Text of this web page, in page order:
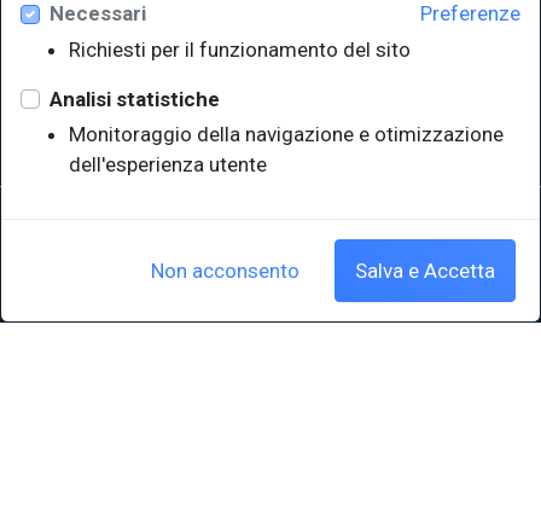
Università degli Studi di Trieste
Sistema Bibliotecario di Ateneo
EUT in cifre
P.IVA 00211830328 - C.F. 80013890324 - P.E.C.: ateneo@pec.units.it
Preferenze
Necessari
Richiesti per il funzionamento del sito
Analisi statistiche
Monitoraggio della navigazione e otimizzazione
dell'esperienza utente
Non acconsento Salva e Accetta